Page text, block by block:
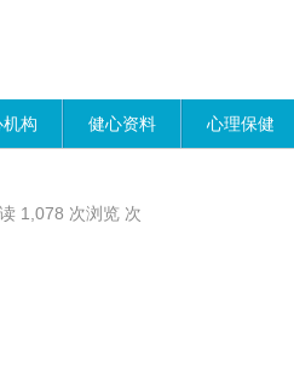
构 健心资料 心理保健
1,078 次浏览 次